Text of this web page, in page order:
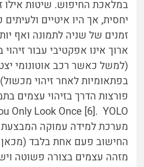
במלאכת החיפוש. שיטות אילו
יחסית, אך היו איטיים
זמנים של שניה לתמונה ואף
ארוך אינו אפקטיבי עבור
(למשל כאשר רכב אוטונומי
בפתאומיות לאחר זיהוי
פורצות הדרך בזיהוי עצמים
מערכת למידה עמוקה
מזהה עצמים בצורה פשוטה